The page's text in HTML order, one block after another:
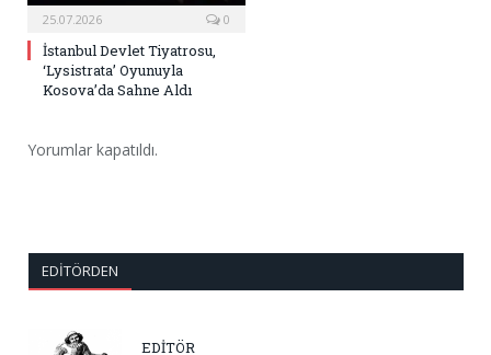
25.07.2026 0
İstanbul Devlet Tiyatrosu,
‘Lysistrata’ Oyunuyla
Kosova’da Sahne Aldı
Yorumlar kapatıldı.
EDITÖRDEN
EDİTÖR